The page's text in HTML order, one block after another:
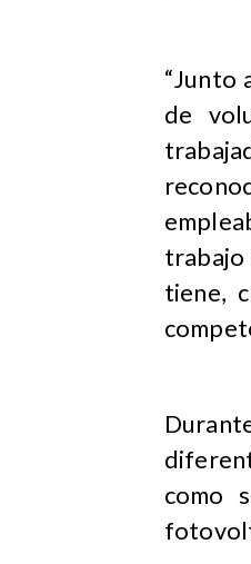
“Junto
de
tiene,
como